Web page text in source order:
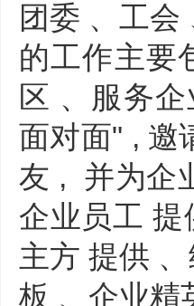
团委 、工会
的工作主要
区 、服务
面对面" , 邀
友 , 并为企
企业员工
主方 提供
板 、企业精